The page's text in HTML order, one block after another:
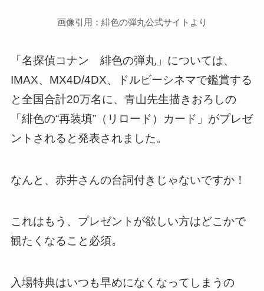
画像引用：緋色の弾丸公式サイトより
「名探偵コナン 緋色の弾丸」については、
IMAX、MX4D/4DX、ドルビーシネマで鑑賞する
と全国合計20万名に、青山先生描きおろしの
「緋色の“再装填”（リロード）カード」がプレゼ
ントされると発表されました。
なんと、赤井さんの台詞付きじゃないですか！
これはもう、プレゼントが欲しい方はどこかで
観たくなること必須。
入場特典はいつも早めになくなってしまうの